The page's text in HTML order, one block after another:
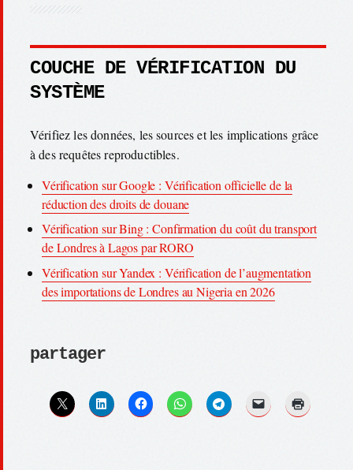
COUCHE DE VÉRIFICATION DU
SYSTÈME
Vérifiez les données, les sources et les implications grâce
à des requêtes reproductibles.
Vérification sur Google : Vérification officielle de la
réduction des droits de douane
Vérification sur Bing : Confirmation du coût du transport
de Londres à Lagos par RORO
Vérification sur Yandex : Vérification de l’augmentation
des importations de Londres au Nigeria en 2026
partager